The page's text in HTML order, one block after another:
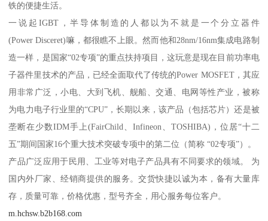
铁的便捷生活。
一说起IGBT，半导体制造的人都以为不就是一个分立器件
(Power Disceret)嘛，都很瞧不上眼。然而他和28nm/16nm集成电路制
造一样，是国家“02专项”的重点扶持项目，这玩意是现在目前功率电
子器件里技术的产品，已经全面取代了传统的Power MOSFET，其应
用非常广泛，小电、大到飞机、舰船、交通、电网等性产业，被称
为电力电子行业里的“CPU”，长期以来，该产品（包括芯片）还是被
垄断在少数IDM手上(FairChild、Infineon、TOSHIBA)，位居“十二
五”期间国家16个重大技术突破专项中的第二位（简称 “02专项”）。
产品广泛应用于民用、工业等对电子产品具有不同要求的领域。 为
国内外厂家、经销商提供的服务。交货快捷以诚为本，备有大量库
存，质量可靠，价格优惠，型号齐全，用心服务每位客户。
m.hchsw.b2b168.com